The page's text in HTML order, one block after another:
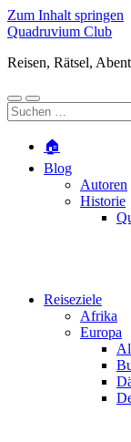
Zum Inhalt springen
Quadruvium Club
Reisen, Rätsel,
Mobile-
Menü
Suchfeld
ein-/ausblenden
Suchen
nach:
🏠
Blog
Autoren
Historie
Reiseziele
Afrika
Europa